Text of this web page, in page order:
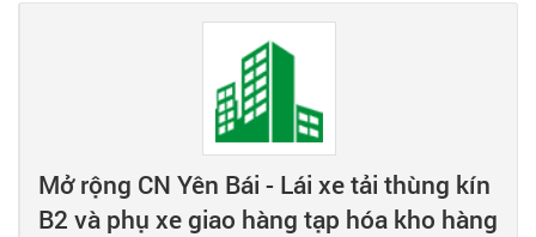
Mở rộng CN Yên Bái - Lái xe tải thùng kín
B2 và phụ xe giao hàng tạp hóa kho hàng